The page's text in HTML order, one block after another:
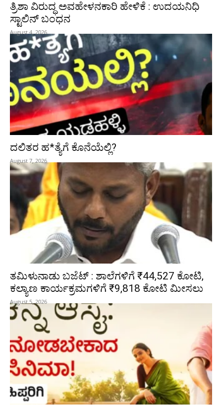
ತ್ರಿಶಾ ವಿರುದ್ಧ ಅವಹೇಳನಕಾರಿ ಹೇಳಿಕೆ : ಉದಯನಿಧಿ
ಸ್ಟಾಲಿನ್‌ ಬಂಧನ
August 4, 2026
ದಲಿತರ ಹ*ತ್ಯೆಗೆ ಕೊನೆಯೆಲ್ಲಿ?
August 7, 2026
ತಮಿಳುನಾಡು ಬಜೆಟ್ : ಶಾಲೆಗಳಿಗೆ ₹44,527 ಕೋಟಿ,
ಕಲ್ಯಾಣ ಕಾರ್ಯಕ್ರಮಗಳಿಗೆ ₹9,818 ಕೋಟಿ ಮೀಸಲು
August 5, 2026